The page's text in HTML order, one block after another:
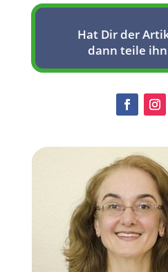
Hat Dir der
dann teile